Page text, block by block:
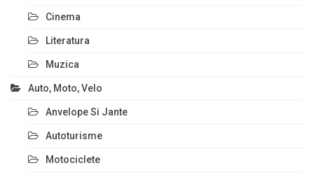
Cinema
Literatura
Muzica
Auto, Moto, Velo
Anvelope Si Jante
Autoturisme
Motociclete